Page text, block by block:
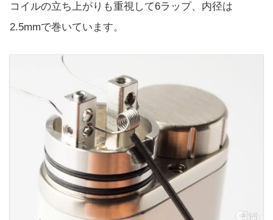
コイルの立ち上がりも重視して6ラップ、内径は
2.5mmで巻いています。